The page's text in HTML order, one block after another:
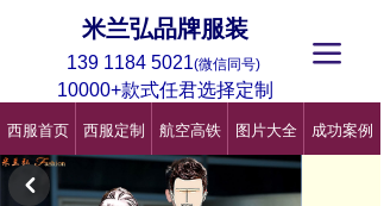
米兰弘品牌服装
西服首页 西服定制 航空高铁 图片大全 成功案例
끀
139 1184 5021(微信同号)
10000+款式任君选择定制
낒